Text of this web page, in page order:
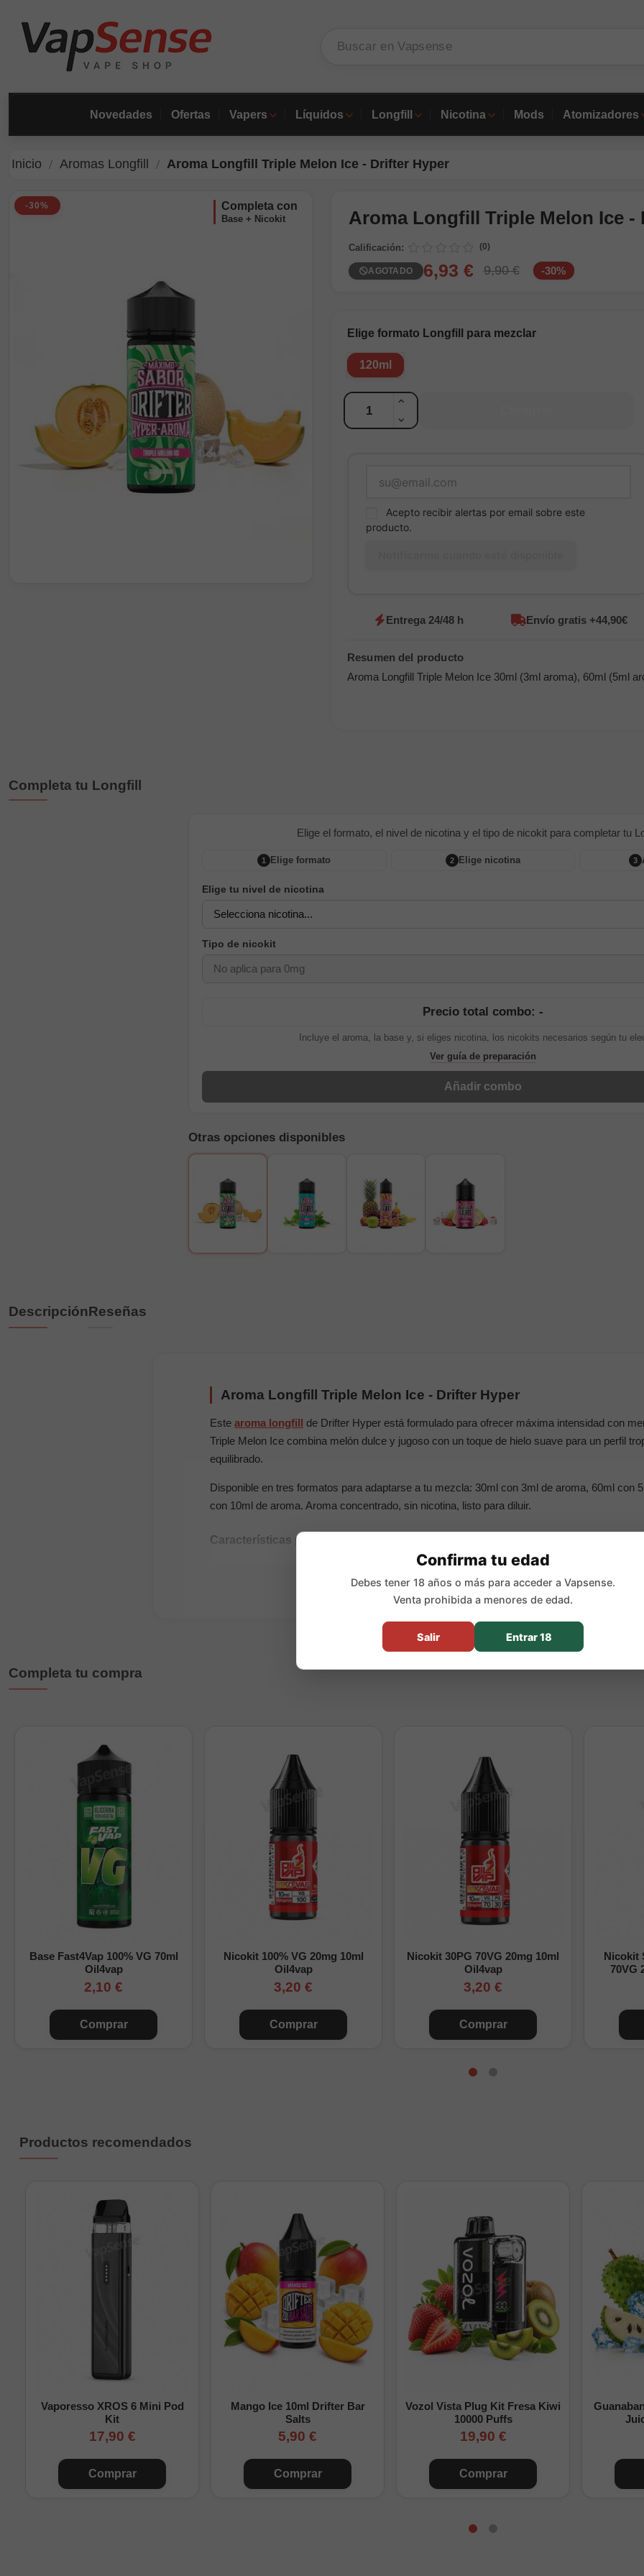
Novedades Ofertas Vapers Líquidos Longfill Nicotina Mods Atomizadores
Inicio Aromas Longfill Aroma Longfill Triple Melon Ice - Drifter Hyper
-30% completa con
Base + Nicokit Aroma Longfill Triple Melon Ice -
Calificación: (0)
AGOTADO 6,93 € 9,90 € -30%
Elige formato Longfill para mezclar
120ml
Cantidad
Acepto recibir alertas por email sobre este
producto.
Entrega 24/48 h Envío gratis +44,90€
Aroma Longfill Triple Melon Ice 30ml (3ml aroma), 60ml (5ml
Completa tu Longfill
Elige el formato, el nivel de nicotina y el tipo de nicokit para completar tu
1 Elige formato 2 Elige nicotina 3
Elige tu nivel de nicotina
Tipo de nicokit
Precio total combo: -
Incluye el aroma, la base y, si eliges nicotina, los nicokits necesarios según tu
Ver guía de preparación
Añadir combo
Otras opciones disponibles
DescripciónReseñas
Aroma Longfill Triple Melon Ice - Drifter Hyper
Este aroma longfill de Drifter Hyper está formulado para ofrecer máxima intensidad con
Triple Melon Ice combina melón dulce y jugoso con un toque de hielo suave para un perfil
equilibrado.
Disponible en tres formatos para adaptarse a tu mezcla: 30ml con 3ml de aroma, 60ml con
con 10ml de aroma. Aroma concentrado, sin nicotina, listo para diluir.
Características principales
Advertencia: este producto es un aroma y debe diluirse
Nikokits añadidos + Base (20mg/ml)
Solo base (0mg) 0
1 nicokit + Base 6
2 nicokits + Base 13
Nikokits añadidos + Base (20mg/ml) Nicotina
Solo base (0mg) 0
1 nicokit + Base 3
Completa tu compra
Base Fast4Vap 100% VG 70ml
Oil4vap
2,10 €
Comprar
Nicokit 100% VG 20mg 10ml
Oil4vap
3,20 €
Comprar
Nicokit 30PG 70VG 20mg 10ml
Oil4vap
3,20 €
Comprar
Nicokit
70VG
Productos recomendados
Vaporesso XROS 6 Mini Pod
Kit
17,90 €
Comprar
Mango Ice 10ml Drifter Bar
Salts
5,90 €
Comprar
Vozol Vista Plug Kit Fresa Kiwi
10000 Puffs
19,90 €
Comprar
Confirma tu edad
Debes tener 18 años o más para acceder a Vapsense.
Venta prohibida a menores de edad.
Salir Entrar 18